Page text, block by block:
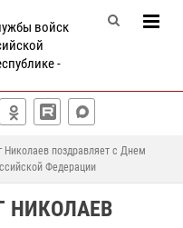
войск
-
Николаев поздравляет с Днем
Федерации
НИКОЛАЕВ